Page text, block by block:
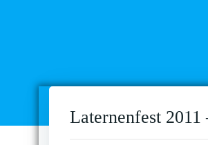
Laternenfest 2011